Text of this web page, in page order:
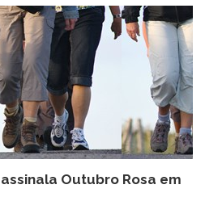
Outubro Rosa em